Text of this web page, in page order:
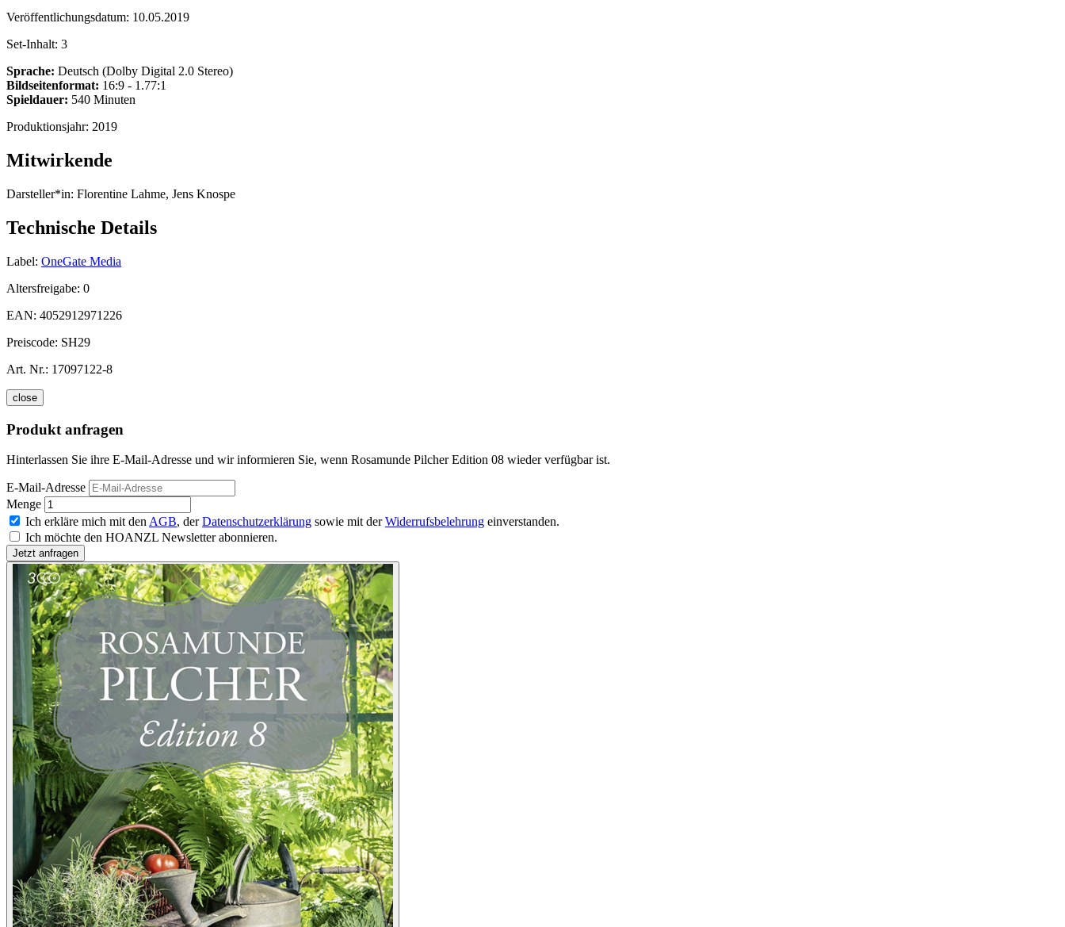
Veröffentlichungsdatum: 10.05.2019
Set-Inhalt: 3
Sprache: Deutsch (Dolby Digital 2.0 Stereo)
Bildseitenformat: 16:9 - 1.77:1
Spieldauer: 540 Minuten
Produktionsjahr: 2019
Mitwirkende
Darsteller*in: Florentine Lahme, Jens Knospe
Technische Details
Label: OneGate Media
Altersfreigabe: 0
EAN: 4052912971226
Preiscode: SH29
Art. Nr.: 17097122-8
close
Produkt anfragen
Hinterlassen Sie ihre E-Mail-Adresse und wir informieren Sie, wenn Rosamunde Pilcher Edition 08 wieder verfügbar ist.
E-Mail-Adresse
Menge
Ich erkläre mich mit den AGB, derDatenschutzerklärung sowie mit derWiderrufsbelehrung einverstanden.
Ich möchte den HOANZL Newsletter abonnieren.